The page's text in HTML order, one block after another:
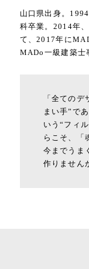
山口県出身。
科卒業。2014年
て、2017年に
MADo一級建築士
「全ての
まい手”で
いう“フィ
らこそ、「
今までうま
作りません